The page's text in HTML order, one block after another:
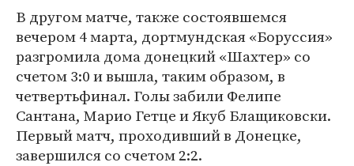
В другом матче, также состоявшемся
вечером 4 марта, дортмундская «Боруссия»
разгромила дома донецкий «Шахтер» со
счетом 3:0 и вышла, таким образом, в
четвертьфинал. Голы забили Фелипе
Сантана, Марио Гетце и Якуб Блащиковски.
Первый матч, проходивший в Донецке,
завершился со счетом 2:2.